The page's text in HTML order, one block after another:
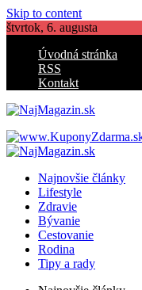
Skip to content
štvrtok, 6. augusta
Úvodná stránka
RSS
Kontakt
NajMagazin.sk
Lifestyle, zdravie, bývanie
NajMagazin.sk
Lifestyle, zdravie, bývanie
Najnovšie články
Lifestyle
Zdravie
Bývanie
Cestovanie
Rodina
Tipy a rady